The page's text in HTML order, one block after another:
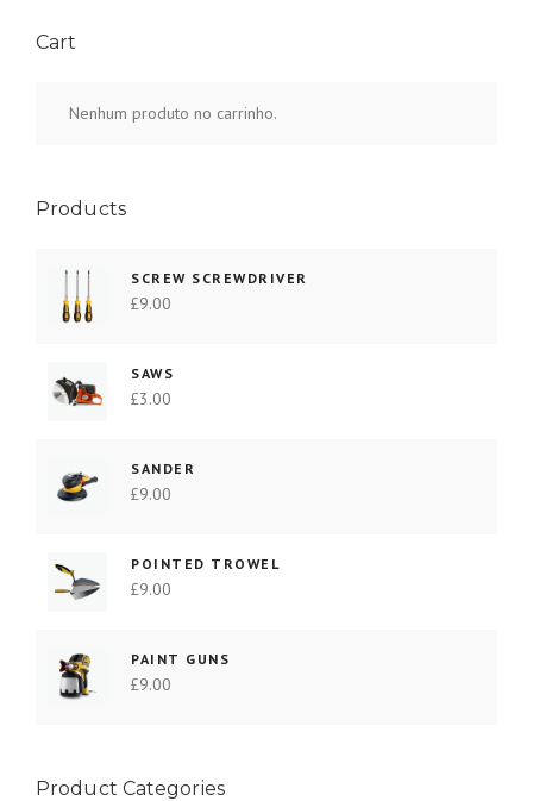
Cart
Nenhum produto no carrinho.
Products
SCREW SCREWDRIVER
£9.00
SAWS
£3.00
SANDER
£9.00
POINTED TROWEL
£9.00
PAINT GUNS
£9.00
Product Categories